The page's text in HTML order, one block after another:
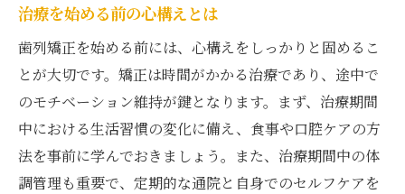
治療を始める前の心構えとは
歯列矯正を始める前には、心構えをしっかりと固めるこ
とが大切です。矯正は時間がかかる治療であり、途中で
のモチベーション維持が鍵となります。まず、治療期間
中における生活習慣の変化に備え、食事や口腔ケアの方
法を事前に学んでおきましょう。また、治療期間中の体
調管理も重要で、定期的な通院と自身でのセルフケアを